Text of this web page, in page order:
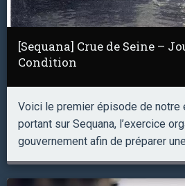
[Sequana] Crue de Seine –
Condition
Voici le premier épisode de notre
portant sur Sequana, l’exercice
gouvernement afin de préparer